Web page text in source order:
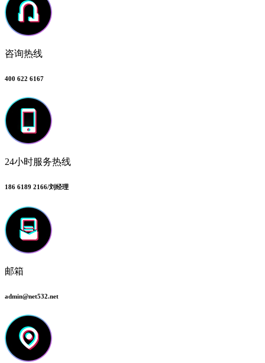
咨询热线
400 622 6167
24小时服务热线
186 6189 2166/刘经理
邮箱
admin@net532.net